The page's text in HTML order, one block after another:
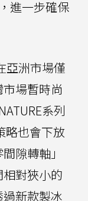
進一步確保
亞洲市場僅
場暫時尚
系列
略也會下放
隙轉軸」
對狹小的
新款製冰